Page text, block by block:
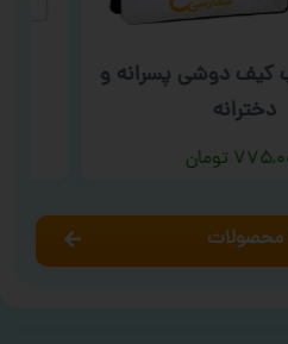
دوشی پسرانه و
دخترانه
تومان
محصولات